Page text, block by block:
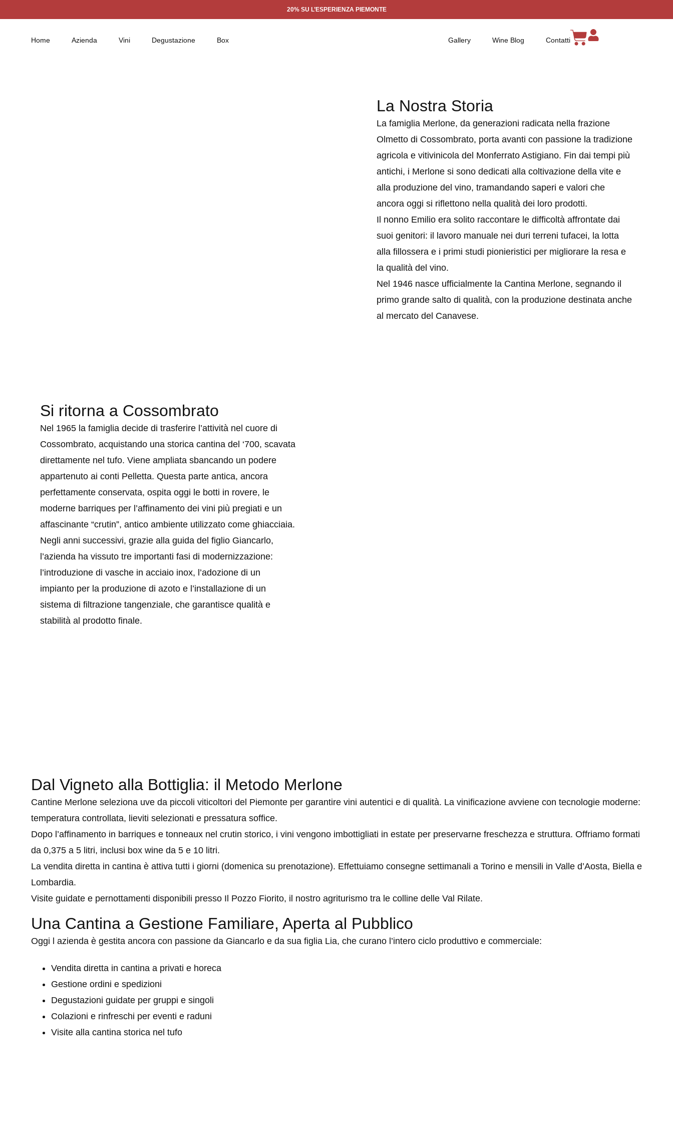
20% SU L’ESPERIENZA PIEMONTE
Home Azienda Vini Degustazione Box Gallery Wine Blog Contatti
La Nostra Storia
La famiglia Merlone, da generazioni radicata nella frazione
Olmetto di Cossombrato, porta avanti con passione la tradizione
agricola e vitivinicola del Monferrato Astigiano. Fin dai tempi più
antichi, i Merlone si sono dedicati alla coltivazione della vite e
alla produzione del vino, tramandando saperi e valori che
ancora oggi si riflettono nella qualità dei loro prodotti.
Il nonno Emilio era solito raccontare le difficoltà affrontate dai
suoi genitori: il lavoro manuale nei duri terreni tufacei, la lotta
alla fillossera e i primi studi pionieristici per migliorare la resa e
la qualità del vino.
Nel 1946 nasce ufficialmente la Cantina Merlone, segnando il
primo grande salto di qualità, con la produzione destinata anche
al mercato del Canavese.
Si ritorna a Cossombrato
Nel 1965 la famiglia decide di trasferire l’attività nel cuore di
Cossombrato, acquistando una storica cantina del ‘700, scavata
direttamente nel tufo. Viene ampliata sbancando un podere
appartenuto ai conti Pelletta. Questa parte antica, ancora
perfettamente conservata, ospita oggi le botti in rovere, le
moderne barriques per l’affinamento dei vini più pregiati e un
affascinante “crutin”, antico ambiente utilizzato come ghiacciaia.
Negli anni successivi, grazie alla guida del figlio Giancarlo,
l’azienda ha vissuto tre importanti fasi di modernizzazione:
l’introduzione di vasche in acciaio inox, l’adozione di un
impianto per la produzione di azoto e l’installazione di un
sistema di filtrazione tangenziale, che garantisce qualità e
stabilità al prodotto finale.
Dal Vigneto alla Bottiglia: il Metodo Merlone
Cantine Merlone seleziona uve da piccoli viticoltori del Piemonte per garantire vini autentici e di qualità. La vinificazione avviene con tecnologie moderne:
temperatura controllata, lieviti selezionati e pressatura soffice.
Dopo l’affinamento in barriques e tonneaux nel crutin storico, i vini vengono imbottigliati in estate per preservarne freschezza e struttura. Offriamo formati
da 0,375 a 5 litri, inclusi box wine da 5 e 10 litri.
La vendita diretta in cantina è attiva tutti i giorni (domenica su prenotazione). Effettuiamo consegne settimanali a Torino e mensili in Valle d’Aosta, Biella e
Lombardia.
Visite guidate e pernottamenti disponibili presso Il Pozzo Fiorito, il nostro agriturismo tra le colline delle Val Rilate.
Una Cantina a Gestione Familiare, Aperta al Pubblico
Oggi l azienda è gestita ancora con passione da Giancarlo e da sua figlia Lia, che curano l’intero ciclo produttivo e commerciale:
Vendita diretta in cantina a privati e horeca
Gestione ordini e spedizioni
Degustazioni guidate per gruppi e singoli
Colazioni e rinfreschi per eventi e raduni
Visite alla cantina storica nel tufo